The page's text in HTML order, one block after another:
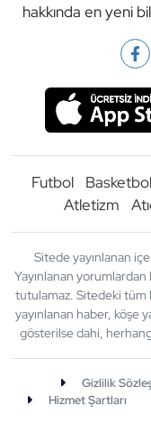
hakkında en yeni
Futbol Basketbol
Atletizm
Sitede yayınlanan
Yayınlanan
tutulamaz. Sitedeki tüm
yayınlanan haber, köşe
gösterilse dahi,
Gizlilik
Hizmet Şartları